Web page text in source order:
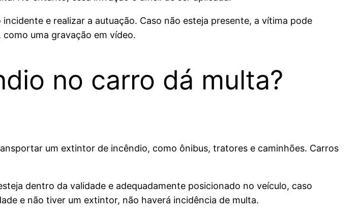
e realizar a autuação. Caso não esteja presente, a vítima pode
uma gravação em vídeo.
no carro dá multa?
um extintor de incêndio, como ônibus, tratores e caminhões. Carros
dentro da validade e adequadamente posicionado no veículo, caso
e não tiver um extintor, não haverá incidência de multa.